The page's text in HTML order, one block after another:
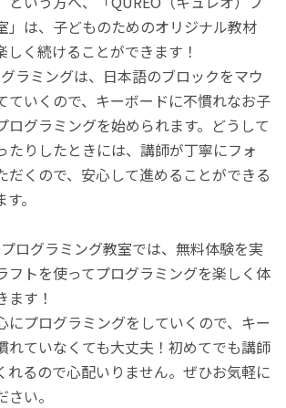
」は、子どものためのオリジナル教材
しく続けることができます！
ラミングは、日本語のブロックをマウ
ていくので、キーボードに不慣れなお子
ログラミングを始められます。どうして
たりしたときには、講師が丁寧にフォ
だくので、安心して進めることができる
。
ログラミング教室では、無料体験を実
フトを使ってプログラミングを楽しく体
ます！
にプログラミングをしていくので、キー
れていなくても大丈夫！初めてでも講師
れるので心配いりません。ぜひお気軽に
い。